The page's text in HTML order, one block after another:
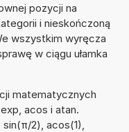
pozycji na
i nieskończoną
wszystkim wyręcza
w ciągu ułamka
matematycznych
acos i atan.
2), acos(1),